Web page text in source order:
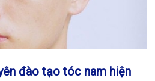
đào tạo tóc nam hiện